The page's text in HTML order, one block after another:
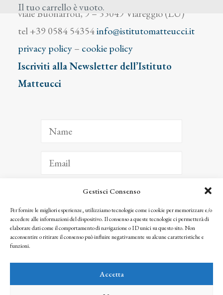
Gestisci Consenso
Per fornire le migliori esperienze, utilizziamo tecnologie come i cookie per memorizzare e/o
accedere alle informazioni del dispositivo. Il consenso a queste tecnologie ci permetterà di
elaborare dati come il comportamento di navigazione o ID unici su questo sito. Non
acconsentire o ritirare il consenso può influire negativamente su alcune caratteristiche e
funzioni.
Accetta
Il tuo carrello è vuoto.
viale Buonarroti, 9 – 55049 Viareggio (LU)
tel +39 0584 54354info@istitutomatteucci.it
privacy policy– cookie policy
Iscriviti alla Newsletter dell’Istituto
Matteucci
ISCRIVITI
Facendo clic per iscriverti, riconosci che le tue informazioni saranno trattate
seguendo la nostra Privacy Policy
© 2025 Istituto Matteucci. All right reserved
l’autorizzazione scritta dei proprietari dei diritti e dell’Istituto Matteucci